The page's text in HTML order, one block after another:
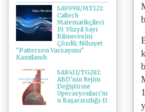
SA9998/MT121:
Caltech
Matematikçileri
19. Yüzyıl Sayı
Bilmecesini
Çözdü; Nihayet
"Patterson Varsayımı"
Kanıtlandı
SA8411/TG281:
ABD'nin Rejim
Değiştirme
Operasyonları'nı
n Başarısızlığı-II